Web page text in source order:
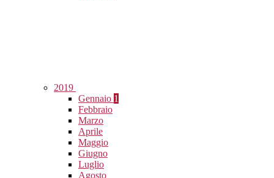
2019
Gennaio 1
Febbraio
Marzo
Aprile
Maggio
Giugno
Luglio
Agosto